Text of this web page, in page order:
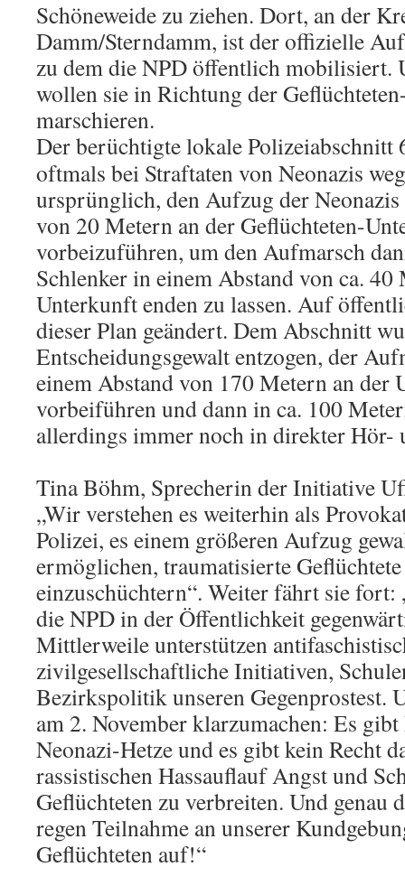
Schöneweide zu ziehen. Dort, an der
Damm/Sterndamm, ist der offizielle
zu dem die NPD öffentlich mobilisiert.
wollen sie in Richtung der
marschieren.
Der berüchtigte lokale Polizeiabschnitt
oftmals bei Straftaten von Neonazis
ursprünglich, den Aufzug der
von 20 Metern an der Geflüchteten-
vorbeizuführen, um den Aufmarsch
Schlenker in einem Abstand von ca.
Unterkunft enden zu lassen. Auf
dieser Plan geändert. Dem Abschnitt
Entscheidungsgewalt entzogen, der
einem Abstand von 170 Metern an der
vorbeiführen und dann in ca. 100
allerdings immer noch in direkter Hör-
Tina Böhm, Sprecherin der Initiative
„Wir verstehen es weiterhin als
Polizei, es einem größeren Aufzug
ermöglichen, traumatisierte
einzuschüchtern“. Weiter fährt sie fort:
die NPD in der Öffentlichkeit
Mittlerweile unterstützen
zivilgesellschaftliche Initiativen,
Bezirkspolitik unseren Gegenprostest.
am 2. November klarzumachen: Es
Neonazi-Hetze und es gibt kein Recht
rassistischen Hassauflauf Angst und
Geflüchteten zu verbreiten. Und genau
regen Teilnahme an unserer
Geflüchteten auf!“